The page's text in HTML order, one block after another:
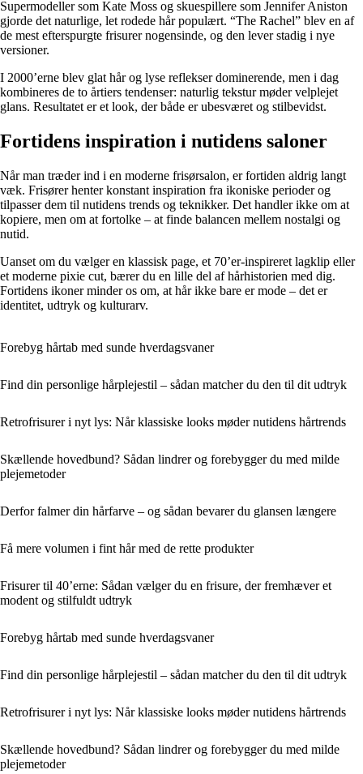
Supermodeller som Kate Moss og skuespillere som Jennifer Aniston
gjorde det naturlige, let rodede hår populært. “The Rachel” blev en af
de mest efterspurgte frisurer nogensinde, og den lever stadig i nye
versioner.
I 2000’erne blev glat hår og lyse reflekser dominerende, men i dag
kombineres de to årtiers tendenser: naturlig tekstur møder velplejet
glans. Resultatet er et look, der både er ubesværet og stilbevidst.
Fortidens inspiration i nutidens saloner
Når man træder ind i en moderne frisørsalon, er fortiden aldrig langt
væk. Frisører henter konstant inspiration fra ikoniske perioder og
tilpasser dem til nutidens trends og teknikker. Det handler ikke om at
kopiere, men om at fortolke – at finde balancen mellem nostalgi og
nutid.
Uanset om du vælger en klassisk page, et 70’er-inspireret lagklip eller
et moderne pixie cut, bærer du en lille del af hårhistorien med dig.
Fortidens ikoner minder os om, at hår ikke bare er mode – det er
identitet, udtryk og kulturarv.
Forebyg hårtab med sunde hverdagsvaner
Find din personlige hårplejestil – sådan matcher du den til dit udtryk
Retrofrisurer i nyt lys: Når klassiske looks møder nutidens hårtrends
Skællende hovedbund? Sådan lindrer og forebygger du med milde
plejemetoder
Derfor falmer din hårfarve – og sådan bevarer du glansen længere
Få mere volumen i fint hår med de rette produkter
Frisurer til 40’erne: Sådan vælger du en frisure, der fremhæver et
modent og stilfuldt udtryk
Forebyg hårtab med sunde hverdagsvaner
Find din personlige hårplejestil – sådan matcher du den til dit udtryk
Retrofrisurer i nyt lys: Når klassiske looks møder nutidens hårtrends
Skællende hovedbund? Sådan lindrer og forebygger du med milde
plejemetoder